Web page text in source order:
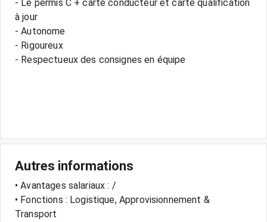
- Le permis C + carte conducteur et carte qualification
à jour
- Autonome
- Rigoureux
- Respectueux des consignes en équipe
Autres informations
• Avantages salariaux : /
• Fonctions : Logistique, Approvisionnement &
Transport